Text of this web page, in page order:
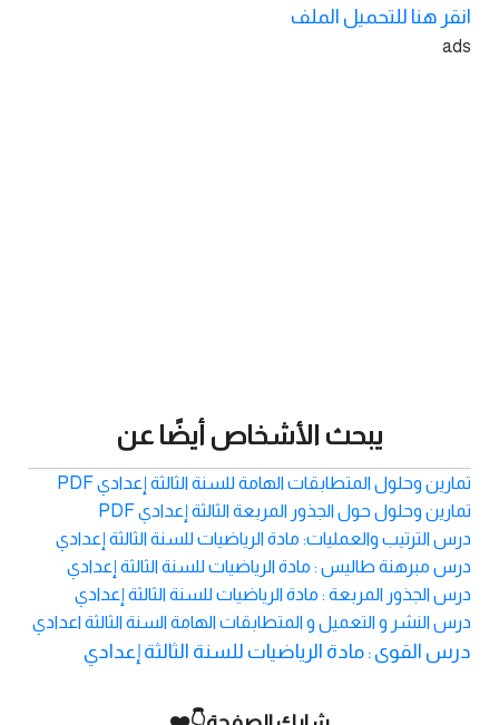
انقر هنا للتحميل الملف
ads
يبحث الأشخاص أيضًا عن
تمارين وحلول المتطابقات الهامة للسنة الثالثة إعدادي PDF
تمارين وحلول حول الجذور المربعة الثالثة إعدادي PDF
درس الترتيب والعمليات: مادة الرياضيات للسنة الثالثة إعدادي
درس مبرهنة طاليس : مادة الرياضيات للسنة الثالثة إعدادي
درس الجذور المربعة : مادة الرياضيات للسنة الثالثة إعدادي
درس النشر و التعميل و المتطابقات الهامة السنة الثالثة اعدادي
درس القوى : مادة الرياضيات للسنة الثالثة إعدادي